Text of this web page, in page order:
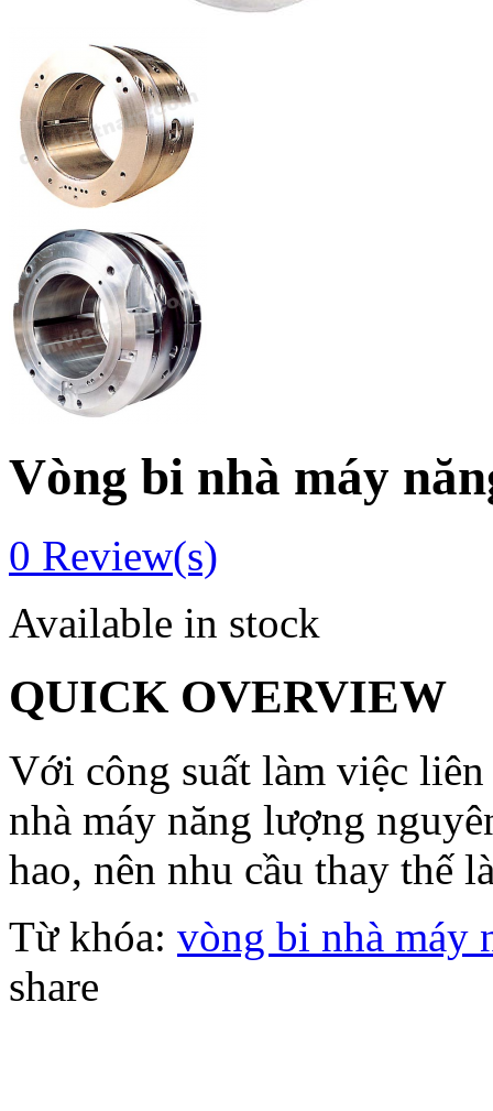
Vòng bi nhà máy
0 Review(s)
Available in stock
QUICK OVERVIEW
Với công suất làm việc
nhà máy năng lượng
hao, nên nhu cầu thay thế
Từ khóa: vòng bi nhà máy
share